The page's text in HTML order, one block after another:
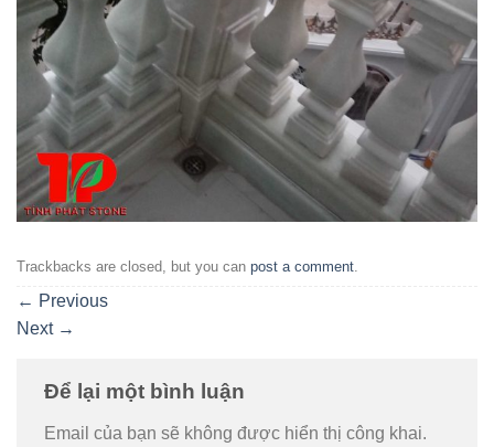
Trackbacks are closed, but you can post a comment
← Previous
Next →
Để lại một bình luận
Email của bạn sẽ không được hiển thị công khai.